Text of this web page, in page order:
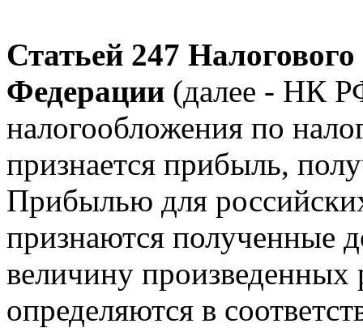
Статьей 247
Федерации (далее - НК
налогообложения по
признается прибыль,
Прибылью для
признаются полученные
величину произведенных
определяются в